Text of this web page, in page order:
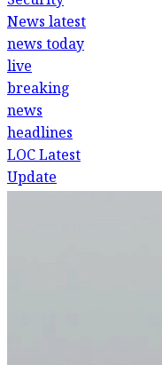
Newslatest
news today
live
breaking
news
headlines
LOC Latest
Update